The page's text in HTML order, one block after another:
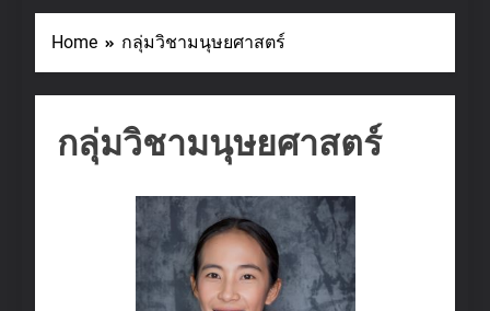
Home กลุ่มวิชามนุษยศาสตร์
กลุ่มวิชามนุษยศาสตร์